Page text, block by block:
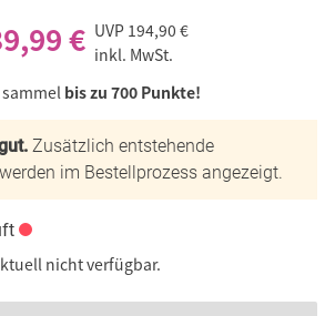
€ UVP 194,90 €
inkl. MwSt.
bis zu 700 Punkte!
Zusätzlich entstehende
im Bestellprozess angezeigt.
nicht verfügbar.